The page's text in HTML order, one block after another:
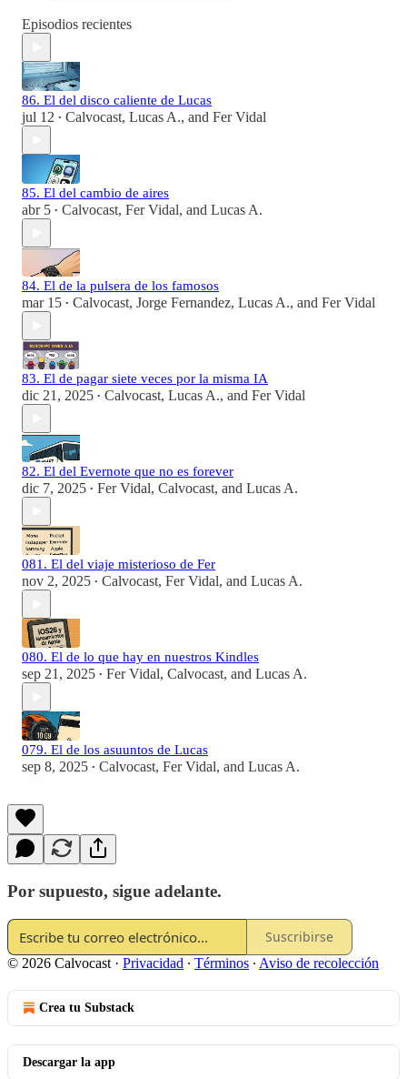
Episodios recientes
86. El del disco caliente de Lucas
jul 12 • Calvocast, Lucas A., and Fer Vidal
85. El del cambio de aires
abr 5 • Calvocast, Fer Vidal, and Lucas A.
84. El de la pulsera de los famosos
mar 15 • Calvocast, Jorge Fernandez, Lucas A., and Fer Vidal
83. El de pagar siete veces por la misma IA
dic 21, 2025 • Calvocast, Lucas A., and Fer Vidal
82. El del Evernote que no es forever
dic 7, 2025 • Fer Vidal, Calvocast, and Lucas A.
081. El del viaje misterioso de Fer
nov 2, 2025 • Calvocast, Fer Vidal, and Lucas A.
080. El de lo que hay en nuestros Kindles
sep 21, 2025 • Fer Vidal, Calvocast, and Lucas A.
079. El de los asuuntos de Lucas
sep 8, 2025 • Calvocast, Fer Vidal, and Lucas A.
Por supuesto, sigue adelante.
Suscribirse
© 2026 Calvocast · Privacidad ∙ Términos ∙ Aviso de recolección
Crea tu Substack
Descargar la app